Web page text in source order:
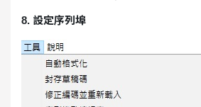
8. 設定序列埠